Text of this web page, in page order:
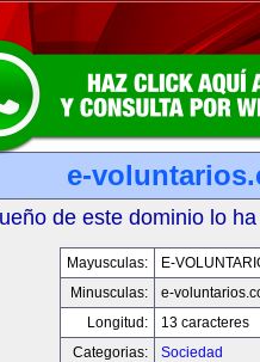
e-
de este dominio lo
Mayusculas:
E-
Minusculas:
e-
Longitud:
13 caracteres
Categorias:
Sociedad